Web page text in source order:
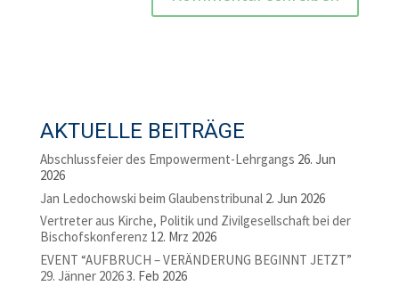
AKTUELLE BEITRÄGE
Abschlussfeier des Empowerment-Lehrgangs 26. Jun
2026
Jan Ledochowski beim Glaubenstribunal 2. Jun 2026
Vertreter aus Kirche, Politik und Zivilgesellschaft bei der
Bischofskonferenz 12. Mrz 2026
EVENT “AUFBRUCH – VERÄNDERUNG BEGINNT JETZT”
29. Jänner 20263. Feb 2026